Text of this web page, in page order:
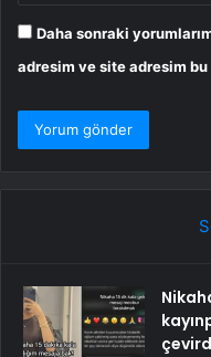
Daha sonraki
adresim ve site adresim